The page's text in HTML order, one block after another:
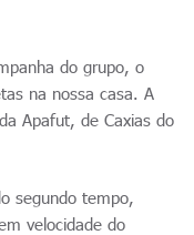
do grupo, o
na nossa casa. A
Apafut, de Caxias do
segundo tempo,
velocidade do